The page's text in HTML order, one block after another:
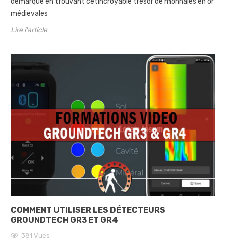
médievales
Lire l'article
COMMENT UTILISER LES DÉTECTEURS
GROUNDTECH GR3 ET GR4
381 Vues